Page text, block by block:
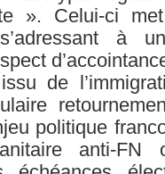
». Celui-ci
à
de
politique
anti-FN